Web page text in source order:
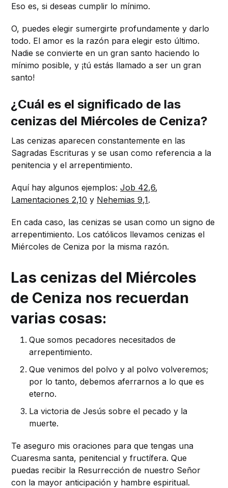
Eso es, si deseas cumplir lo mínimo.
O, puedes elegir sumergirte profundamente y darlo
todo. El amor es la razón para elegir esto último.
Nadie se convierte en un gran santo haciendo lo
mínimo posible, y ¡tú estás llamado a ser un gran
santo!
¿Cuál es el significado de las
cenizas del Miércoles de Ceniza?
Las cenizas aparecen constantemente en las
Sagradas Escrituras y se usan como referencia a la
penitencia y el arrepentimiento.
Aquí hay algunos ejemplos:Job 42,6,
Lamentaciones 2,10 y Nehemias 9,1.
En cada caso, las cenizas se usan como un signo de
arrepentimiento. Los católicos llevamos cenizas el
Miércoles de Ceniza por la misma razón.
Las cenizas del Miércoles
de Ceniza nos recuerdan
varias cosas:
Que somos pecadores necesitados de
arrepentimiento.
Que venimos del polvo y al polvo volveremos;
por lo tanto, debemos aferrarnos a lo que es
eterno.
La victoria de Jesús sobre el pecado y la
muerte.
Te aseguro mis oraciones para que tengas una
Cuaresma santa, penitencial y fructífera. Que
puedas recibir la Resurrección de nuestro Señor
con la mayor anticipación y hambre espiritual.